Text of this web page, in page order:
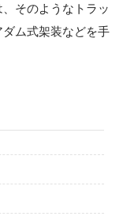
そのようなトラッ
ム式架装などを手